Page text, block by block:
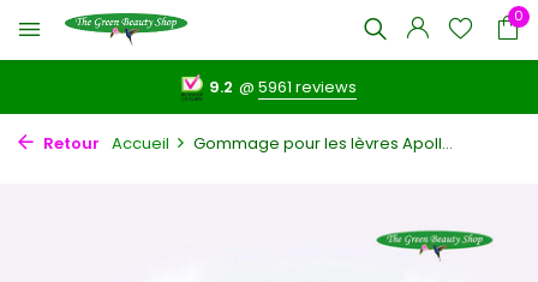
0
9.2 @5961 reviews
Retour Accueil Gommage pour les lèvres Apoll...